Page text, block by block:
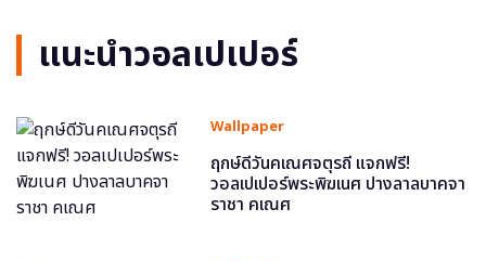
แนะนำวอลเปเปอร์
Wallpaper
ฤกษ์ดีวันคเณศจตุรถี แจกฟรี!
วอลเปเปอร์พระพิฆเนศ ปางลาลบาคจา
ราชา คเณศ